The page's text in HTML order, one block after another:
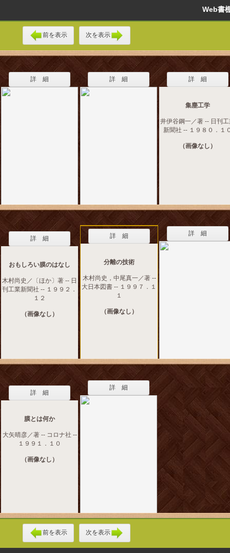
Web
前を表示 次を表示
詳 細 詳 細 詳 細
集塵工学
井伊谷鋼一／著 -- 日刊
新聞社 -- １９８０．１
（画像なし）
詳 細
おもしろい膜のはなし
木村尚史／〔ほか〕著 -- 日
刊工業新聞社 -- １９９２．
１２
（画像なし）
詳 細
分離の技術
木村尚史，中尾真一／著 --
大日本図書 -- １９９７．１
１
（画像なし）
詳 細
詳 細
膜とは何か
大矢晴彦／著 -- コロナ社 --
１９９１．１０
（画像なし）
詳 細
前を表示 次を表示